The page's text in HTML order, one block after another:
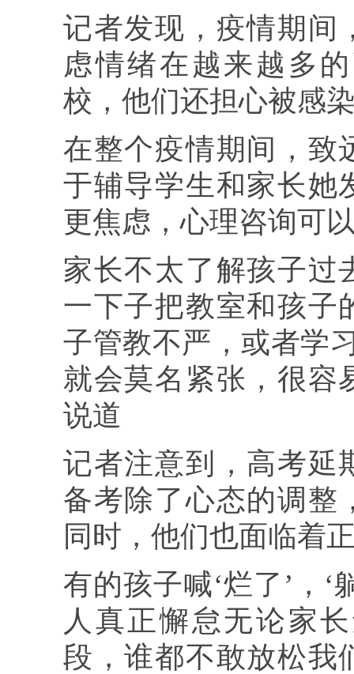
记者发现，疫情期间
虑情绪在越来越多
校，他们还担心被感
在整个疫情期间，致
于辅导学生和家长她
更焦虑，心理咨询可
家长不太了解孩子过
一下子把教室和孩子
子管教不严，或者学
就会莫名紧张，很容
说道
记者注意到，高考延
备考除了心态的调整
同时，他们也面临着
有的孩子喊‘烂了’，
人真正懈怠无论家
段，谁都不敢放松我